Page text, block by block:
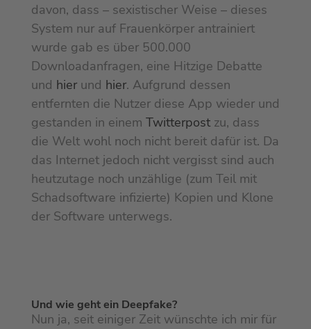
davon, dass – sexistischer Weise – dieses
System nur auf Frauenkörper antrainiert
wurde gab es über 500.000
Downloadanfragen, eine Hitzige Debatte
und hierund hier. Aufgrund dessen
entfernten die Nutzer diese App wieder und
gestanden in einem Twitterpostzu, dass
die Welt wohl noch nicht bereit dafür ist. Da
das Internet jedoch nicht vergisst sind auch
heutzutage noch unzählige (zum Teil mit
Schadsoftware infizierte) Kopien und Klone
der Software unterwegs.
Und wie geht ein Deepfake?
Nun ja, seit einiger Zeit wünschte ich mir für